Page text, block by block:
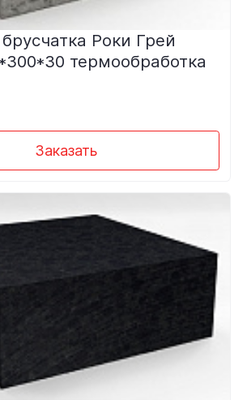
Роки Грей
термообработка
Заказать